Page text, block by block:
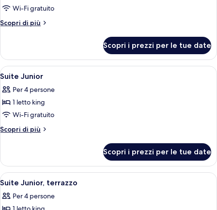
Camera
Executive,
vista
Wi-Fi gratuito
Scopri di più
Altri
Executive,
vista
mare
Scopri i prezzi per le tue date
Apri
tutte
le
foto
per
Suite
Una camera d'albergo con un letto
3
Suite Junior
Per 4 persone
1 letto king
Wi-Fi gratuito
Scopri di più
Altri
Junior
Scopri i prezzi per le tue date
Apri
tutte
le
Camera d'albergo con divano,
2
Suite Junior, terrazzo
Per 4 persone